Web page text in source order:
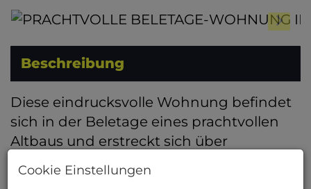
Beschreibung
Diese eindrucksvolle Wohnung befindet
sich in der Beletage eines prachtvollen
Altbaus und erstreckt sich über
wird die Immobilie mit höchstem
Cookie Einstellungen